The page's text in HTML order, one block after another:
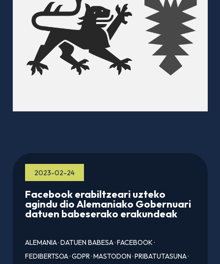
2023-02-24
Facebook erabiltzeari uzteko
agindu dio Alemaniako Gobernuari
datuen babeserako erakundeak
ALEMANIA·DATUEN BABESA·FACEBOOK·
FEDIBERTSOA·GDPR·MASTODON·PRIBATUTASUNA·